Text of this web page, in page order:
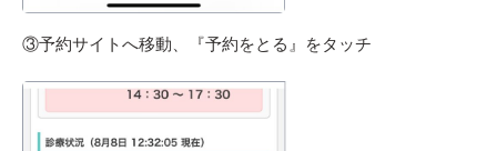
③予約サイトへ移動、『予約をとる』をタッチ